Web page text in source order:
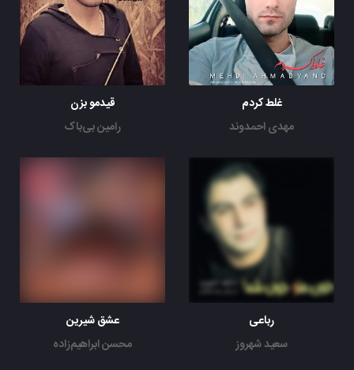
غلط کردم
مهدی احمدوند
قیدمو بزن
رامین بی‌باک
رباعی
سعید شهروز
عشق شیرین
محسن ابراهیم‌زاده